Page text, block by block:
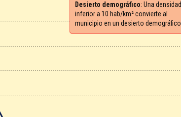
Desierto demográfico: Una densidad
inferior a 10 hab/km² convierte al
municipio en un desierto demográfico.